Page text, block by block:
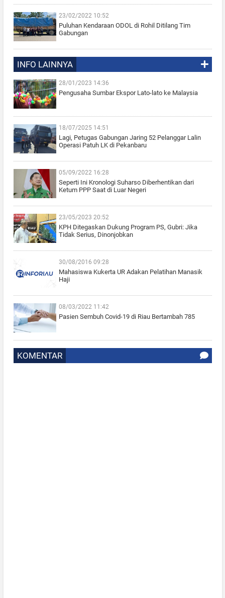
23/02/2022 10:52
Puluhan Kendaraan ODOL di Rohil Ditilang Tim
Gabungan
INFO LAINNYA
28/01/2023 14:36
Pengusaha Sumbar Ekspor Lato-lato ke Malaysia
18/07/2025 14:51
Lagi, Petugas Gabungan Jaring 52 Pelanggar Lalin
Operasi Patuh LK di Pekanbaru
05/09/2022 16:28
Seperti Ini Kronologi Suharso Diberhentikan dari
Ketum PPP Saat di Luar Negeri
23/05/2023 20:52
KPH Ditegaskan Dukung Program PS, Gubri: Jika
Tidak Serius, Dinonjobkan
30/08/2016 09:28
Mahasiswa Kukerta UR Adakan Pelatihan Manasik
Haji
08/03/2022 11:42
Pasien Sembuh Covid-19 di Riau Bertambah 785
KOMENTAR